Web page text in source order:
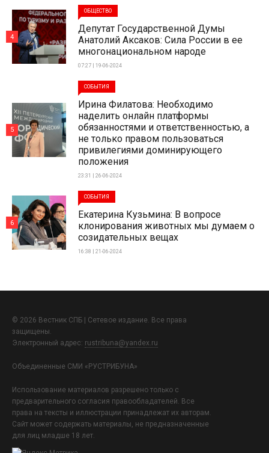
ОБЩЕСТВО
Депутат Государственной Думы
Анатолий Аксаков: Сила России в ее
многонациональном народе
07:27 | 19-06-2024
4
СОБЫТИЯ
Ирина Филатова: Необходимо
наделить онлайн платформы
обязанностями и ответственностью, а
не только правом пользоваться
привилегиями доминирующего
положения
23:31 | 26-06-2024
5
СОБЫТИЯ
Екатерина Кузьмина: В вопросе
клонирования животных мы думаем о
созидательных вещах
16:38 | 21-06-2024
6
© 2026 Вестник СПБ | Сетевое издание. Все права
защищены.
Электронный адрес: rustribuna@yandex.ru
Объединенные СМИ «РУСТРИБУНА»
Использование материалов разрешено только с
предварительного согласия правообладателей. Все
права на тексты и иллюстрации принадлежат их авторам.
Сайт может содержать материалы, не предназначенные
для лиц младше 18 лет.